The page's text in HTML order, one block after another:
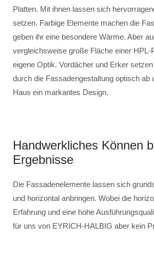
Platten. Mit ihnen lassen sich
setzen. Farbige Elemente machen die
geben ihr eine besondere Wärme. Aber
vergleichsweise große Fläche einer HPL-
eigene Optik. Vordächer und Erker
durch die Fassadengestaltung optisch ab
Haus ein markantes Design.
Handwerkliches Können
Ergebnisse
Die Fassadenelemente lassen sich
und horizontal anbringen. Wobei die
Erfahrung und eine hohe
für uns von EYRICH-HALBIG aber kein